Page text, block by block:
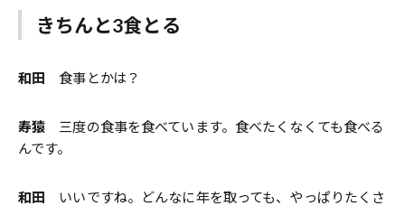
きちんと3食とる
和田 食事とかは？
寿猿 三度の食事を食べています。食べたくなくても食べる
んです。
和田 いいですね。どんなに年を取っても、やっぱりたくさ